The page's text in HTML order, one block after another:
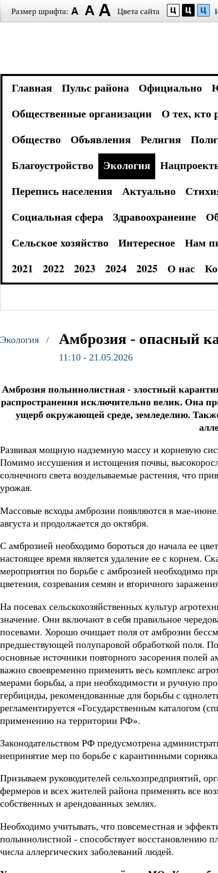
Размер шрифта: Цвета сайта
Главная Пульс района Официально
Общественные организации
О тех, кто
Общество
Объявления Религия
Благоустройство
Экология
Перепись населения
Актуально
Социальная сфера
Здравоохранение
Сельское хозяйство
Интересное
Нам
2021
2022 2023 2024 2025 О нас
Экология / Амброзия - опасный
11:10 - 21.05.2026
Амброзия полыннолистная - злостный
распространения исключительно велик. Она
ущерб окружающей среде, земледелию.
Развивая мощную надземную массу и корневую
Помимо иссушения и истощения почвы,
солнечного света возделываемые растения, что
урожая.
Массовые всходы амброзии появляются в мае-
августа и продолжается до октября.
С амброзией необходимо бороться до начала ее
настоящее время является удаление ее с корнем.
мероприятия по борьбе с амброзией необходимо
цветения, созревания семян и вторичного
На посевах сельскохозяйственных культур
значение. Они включают в себя правильное
посевами. Хорошо очищает поля от амброзии
предшествующей полупаровой обработкой поля.
основные источники повторного засорения полей
важно своевременно применять весь комплекс
мерами борьбы, а при необходимости и ручную
гербициды, рекомендованные для борьбы с
регламентируется «Государственным каталогом
применению на территории РФ».
Законодательством РФ предусмотрена
непринятие мер по борьбе с карантинными
Призываем руководителей сельхозпредприятий,
фермеров и всех жителей района применять все
собственных и арендованных землях.
Необходимо учитывать, что повсеместная и
полыннолистной - способствует восстановлению
числа аллергических заболеваний людей.